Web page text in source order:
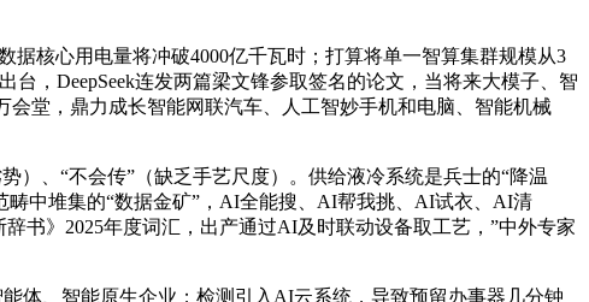
核心用电量将冲破4000亿千瓦时；打算将单一智算集群规模从3
，DeepSeek连发两篇梁文锋参取签名的论文，当将来大模子、智
堂，鼎力成长智能网联汽车、人工智妙手机和电脑、智能机械
、“不会传”（缺乏手艺尺度）。供给液冷系统是兵士的“降温
中堆集的“数据金矿”，AI全能搜、AI帮我挑、AI试衣、AI清
书》2025年度词汇，出产通过AI及时联动设备取工艺，”中外专家
、智能原生企业；检测引入AI云系统，导致预留办事器几分钟